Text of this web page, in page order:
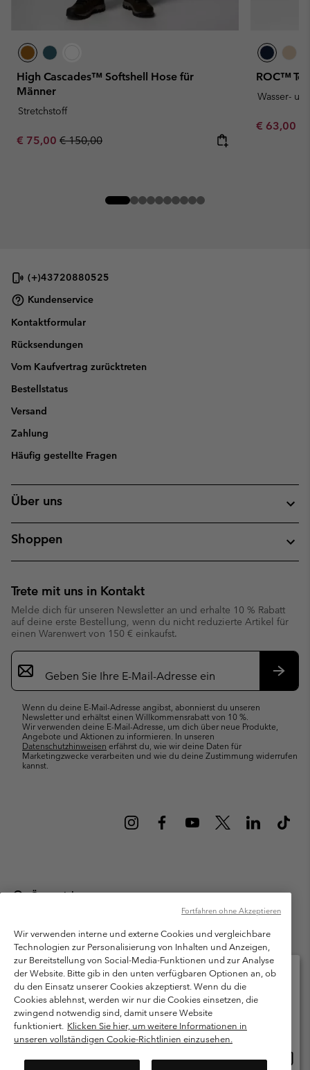
High Cascades™ Softshell Hose für
Männer
Stretchstoff
Sale price:
€ 75,00 Regular price:
€ 150,00
ROC™
Wasser-
Minimum
€ 63,00
(+)43720880525
Kundenservice
Kontaktformular
Rücksendungen
Vom Kaufvertrag zurücktreten
Bestellstatus
Versand
Zahlung
Häufig gestellte Fragen
Über uns
Shoppen
Trete mit uns in Kontakt
Melde dich für unseren Newsletter an und erhalte 10 % Rabatt
auf deine erste Bestellung, wenn du nicht reduzierte Artikel für
einen Warenwert von 150 € einkaufst.
Newsletter-
Anmeldung
Wenn du deine E-Mail-Adresse angibst, abonnierst du unseren
Newsletter und erhältst einen Willkommensrabatt von 10 %.
Wir verwenden deine E-Mail-Adresse, um dich über neue Produkte,
Angebote und Aktionen zu informieren. In unseren
Datenschutzhinweisen erfährst du, wie wir deine Daten für
Marketingzwecke verarbeiten und wie du deine Zustimmung widerrufen
kannst.
Österreich
Columbia Sportswear Austria GmbH. Moosfeldstraße 1, 5101
Bergheim, Salzburg Österreich. Alle Rechte vorbehalten.
Nutzungsbedingungen
Allgemeine Verkaufsbedingungen
Garantie
Datenschutzerklärung
Bestimmungen und Bedingungen des Mitglieder Programms
Nutzungsbedingungen Für Nutzergenerierte Inhalte
Cookies
Wir verwenden interne und externe Cookies und vergleichbare
Technologien zur Personalisierung von Inhalten und Anzeigen,
zur Bereitstellung von Social-Media-Funktionen und zur Analyse
der Website. Bitte gib in den unten verfügbaren Optionen an, ob
du den Einsatz unserer Cookies akzeptierst. Wenn du die
Cookies ablehnst, werden wir nur die Cookies einsetzen, die
zwingend notwendig sind, damit unsere Website
funktioniert. Klicken Sie hier, um weitere Informationen in
unseren vollständigen Cookie-Richtlinien einzusehen.
Fortfahren ohne Akzeptieren
Bitte wählen Sie Ihr Lieferland und Ihre Sprache
Online-Einkauf verfügbar